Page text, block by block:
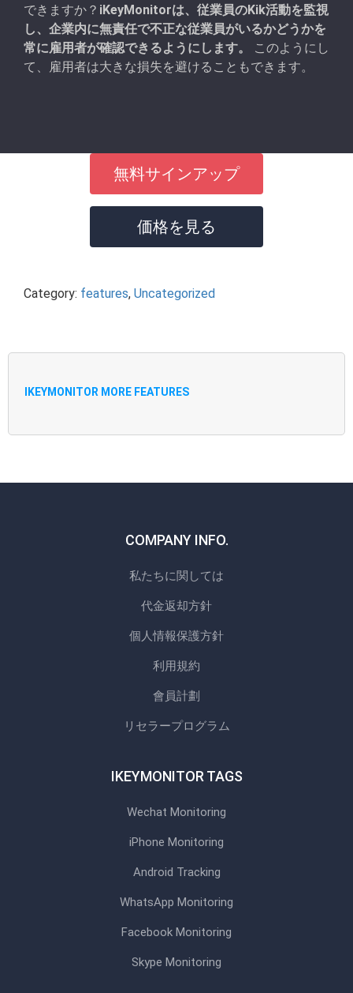
できますか？ iKeyMonitorは、従業員のKik活動を監視
し、企業内に無責任で不正な従業員がいるかどうかを
常に雇用者が確認できるようにします。
このようにし
て、雇用者は大きな損失を避けることもできます。
無料サインアップ
価格を見る
Category: features, Uncategorized
IKEYMONITOR MORE FEATURES
COMPANY INFO.
私たちに関しては
代金返却方針
個人情報保護方針
利用規約
會員計劃
リセラープログラム
IKEYMONITOR TAGS
Wechat Monitoring
iPhone Monitoring
Android Tracking
WhatsApp Monitoring
Facebook Monitoring
Skype Monitoring